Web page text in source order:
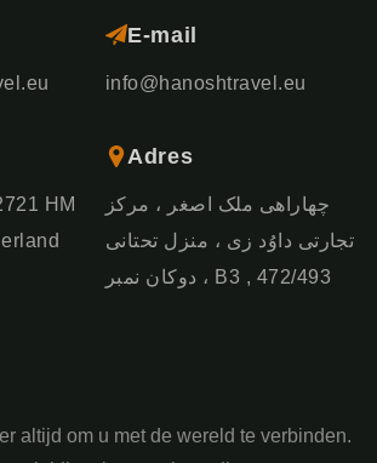
HM
E-mail
info@hanoshtravel.eu
Adres
چهاراهی ملک اصغر ، مرکز
تجارتی داوُد زی ، منزل تحتانی
، دوکان نمبر B3 , 472/493
altijd om u met de wereld te verbinden.